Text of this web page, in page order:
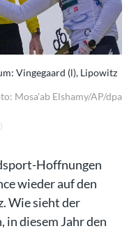
Vingegaard (l), Lipowitz
Mosa'ab Elshamy/AP/dpa
Hoffnungen
wieder auf den
Wie sieht der
in diesem Jahr den